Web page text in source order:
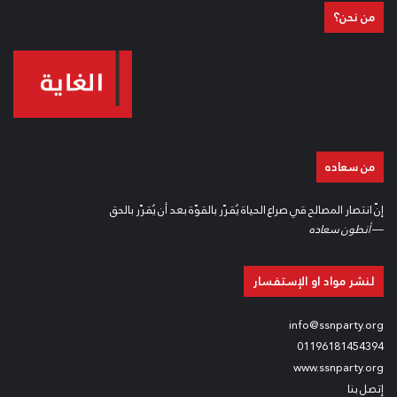
من نحن؟
من سعاده
إنّ انتصار المصالح قي صراع الحياة يُقرّر بالقوّة بعد أن يُقرّر بالحق
—أنطون سعاده
لنشر مواد او الإستفسار
info@ssnparty.org
01196181454394
www.ssnparty.org
إتصل بنا